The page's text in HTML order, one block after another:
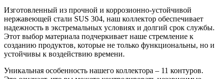
Изготовленный из прочной и коррозионно-устойчивой
нержавеющей стали SUS 304, наш коллектор обеспечивает
надежность в экстремальных условиях и долгий срок службы.
Этот выбор материала подчеркивает наше стремление к
созданию продуктов, которые не только функциональны, но и
устойчивы к воздействию времени.
Уникальная особенность нашего коллектора – 11 контуров.